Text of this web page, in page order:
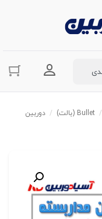
ورود به
/ Bullet (بالت) / دوربین